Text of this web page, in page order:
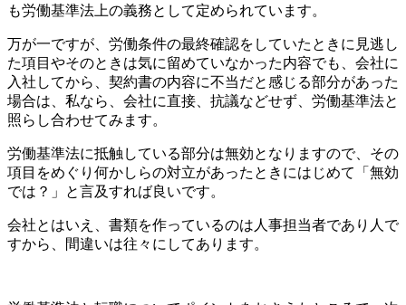
も労働基準法上の義務として定められています。
万が一ですが、労働条件の最終確認をしていたときに見逃し
た項目やそのときは気に留めていなかった内容でも、会社に
入社してから、契約書の内容に不当だと感じる部分があった
場合は、私なら、会社に直接、抗議などせず、労働基準法と
照らし合わせてみます。
労働基準法に抵触している部分は無効となりますので、その
項目をめぐり何かしらの対立があったときにはじめて「無効
では？」と言及すれば良いです。
会社とはいえ、書類を作っているのは人事担当者であり人で
すから、間違いは往々にしてあります。